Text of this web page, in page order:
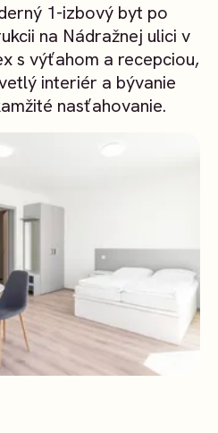
1-izbový byt po
na Nádražnej ulici v
s výťahom a recepciou,
interiér a bývanie
nasťahovanie.